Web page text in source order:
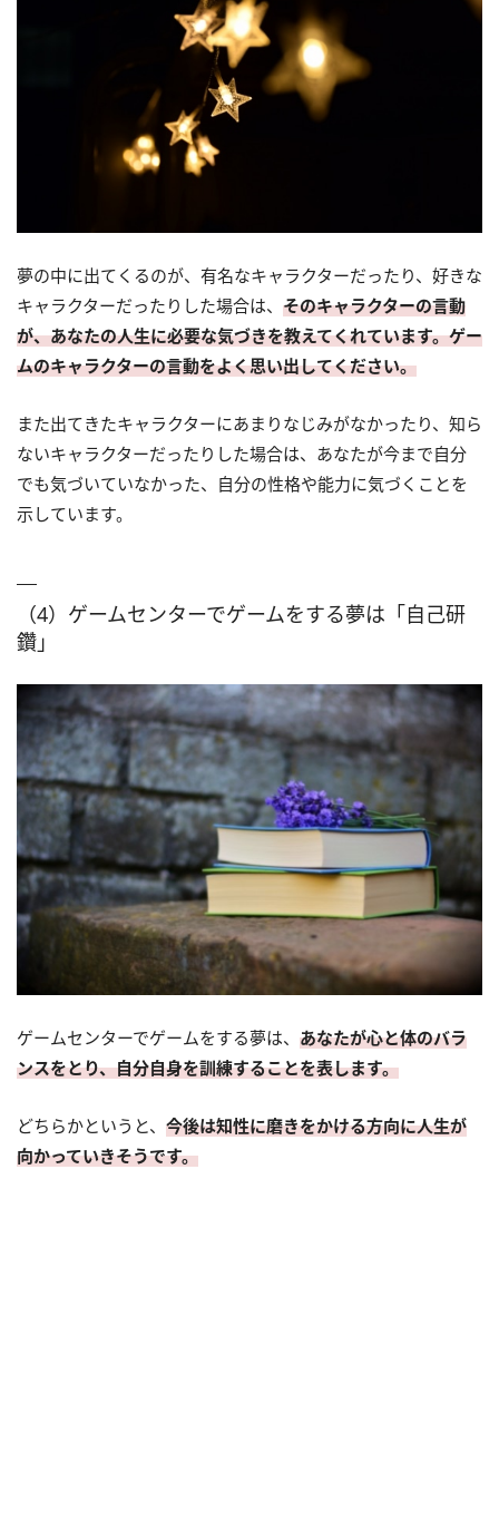
夢の中に出てくるのが、有名なキャラクターだったり、好きな
キャラクターだったりした場合は、 そのキャラクターの言動
が、あなたの人生に必要な気づきを教えてくれています。ゲー
ムのキャラクターの言動をよく思い出してください。
また出てきたキャラクターにあまりなじみがなかったり、知ら
ないキャラクターだったりした場合は、あなたが今まで自分
でも気づいていなかった、自分の性格や能力に気づくことを
示しています。
（4）ゲームセンターでゲームをする夢は「自己研
鑽」
ゲームセンターでゲームをする夢は、 あなたが心と体のバラ
ンスをとり、自分自身を訓練することを表します。
どちらかというと、 今後は知性に磨きをかける方向に人生が
向かっていきそうです。